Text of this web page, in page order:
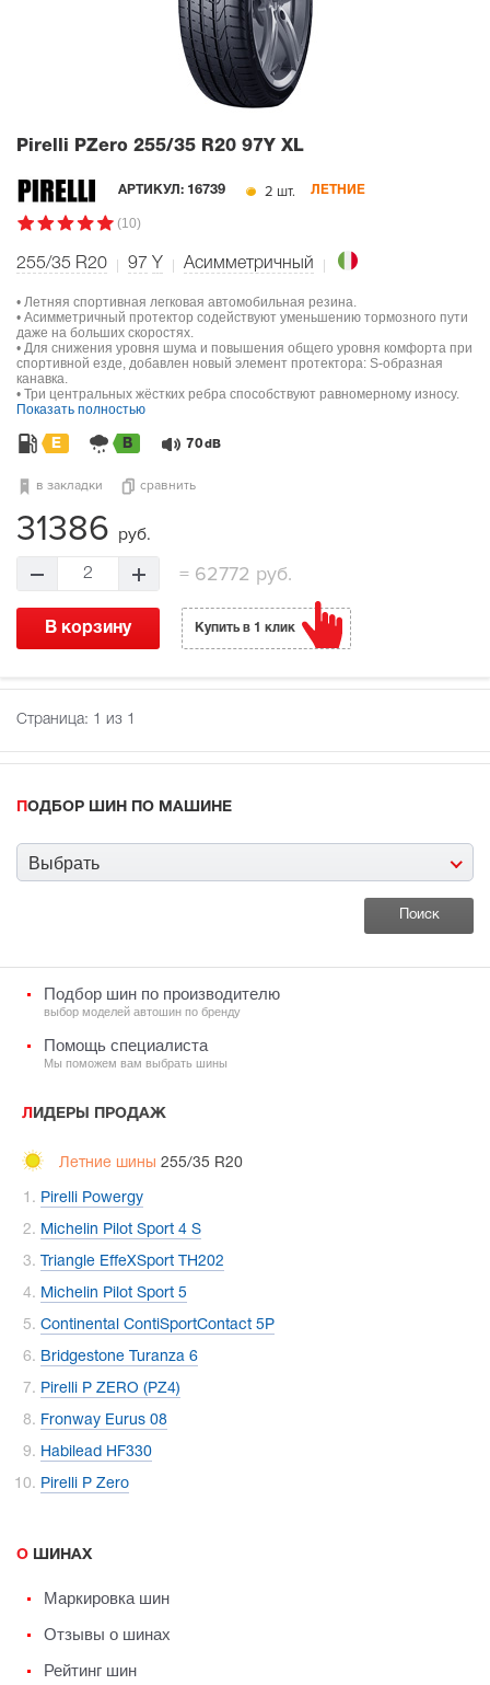
Pirelli PZero 255/35 R20 97Y XL
АРТИКУЛ: 16739 2 шт. ЛЕТНИЕ
(10)
255/35 R20 97 Y Асимметричный
• Летняя спортивная легковая автомобильная резина.
• Асимметричный протектор содействуют уменьшению тормозного пути
даже на больших скоростях.
• Для снижения уровня шума и повышения общего уровня комфорта при
спортивной езде, добавлен новый элемент протектора: S-образная
канавка.
• Три центральных жёстких ребра способствуют равномерному износу.
Показать полностью
E B 70 dB
в закладки сравнить
31386 руб.
2 = 62772 руб.
В корзину Купить в 1 клик
Страница: 1 из 1
ПОДБОР ШИН ПО МАШИНЕ
Выбрать
Подбор шин по производителю
выбор моделей автошин по бренду
Помощь специалиста
Мы поможем вам выбрать шины
ЛИДЕРЫ ПРОДАЖ
Летние шины 255/35 R20
Pirelli Powergy
Michelin Pilot Sport 4 S
Triangle EffeXSport TH202
Michelin Pilot Sport 5
Continental ContiSportContact 5P
Bridgestone Turanza 6
Pirelli P ZERO (PZ4)
Fronway Eurus 08
Habilead HF330
Pirelli P Zero
О ШИНАХ
Маркировка шин
Отзывы о шинах
Рейтинг шин